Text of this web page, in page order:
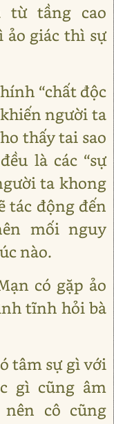
từ tầng cao
ảo giác thì sự
“chất độc
người ta
thấy tai sao
là các “sự
ta khong
tác động đến
mối nguy
nào.
có gặp ảo
tĩnh hỏi bà
tâm sự gì với
gì cũng âm
cô cũng